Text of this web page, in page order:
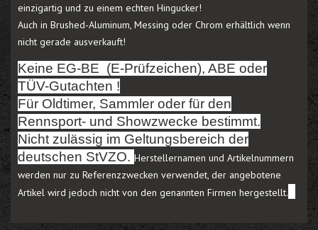
einzigartig und zu einem echten Hingucker!
Auch in Brushed-Aluminum, Messing oder Chrom erhältlich wenn
nicht gerade ausverkauft!
Keine EG-BE (E-Prüfzeichen), ABE oder
TÜV-Gutachten !
Für Oldtimer, Sammler oder für den
Rennsport- und Showzwecke bestimmt.
Nicht zulässig im Geltungsbereich der
deutschen StVZO. Herstellernamen und Artikelnummern
werden nur zu Referenzzwecken verwendet, der angebotene
Artikel wird jedoch nicht von den genannten Firmen hergestellt.